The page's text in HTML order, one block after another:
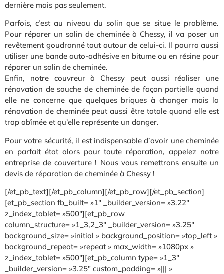
dernière mais pas seulement.
Parfois, c’est au niveau du solin que se situe le problème.
Pour réparer un solin de cheminée à Chessy, il va poser un
revêtement goudronné tout autour de celui-ci. Il pourra aussi
utiliser une bande auto-adhésive en bitume ou en résine pour
réparer un solin de cheminée.
Enfin, notre couvreur à Chessy peut aussi réaliser une
rénovation de souche de cheminée de façon partielle quand
elle ne concerne que quelques briques à changer mais la
rénovation de cheminée peut aussi être totale quand elle est
trop abîmée et qu’elle représente un danger.
Pour votre sécurité, il est indispensable d’avoir une cheminée
en parfait état alors pour toute réparation, appelez notre
entreprise de couverture ! Nous vous remettrons ensuite un
devis de réparation de cheminée à Chessy !
[/et_pb_text][/et_pb_column][/et_pb_row][/et_pb_section]
[et_pb_section fb_built= »1″ _builder_version= »3.22″
z_index_tablet= »500″][et_pb_row
column_structure= »1_3,2_3″ _builder_version= »3.25″
background_size= »initial » background_position= »top_left »
background_repeat= »repeat » max_width= »1080px »
z_index_tablet= »500″][et_pb_column type= »1_3″
_builder_version= »3.25″ custom_padding= »||| »